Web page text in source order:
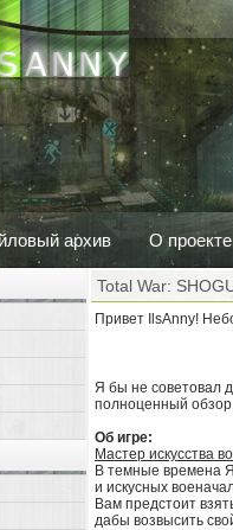
архив О проекте
Total War:
Привет IlsAnny!
Я бы не советовал
полноценный
Об игре:
Мастер искусства
В темные времена
и искусных
Вам предстоит
дабы возвысить